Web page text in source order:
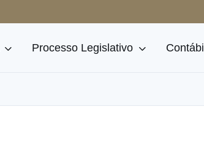
Processo Legislativo Contábil